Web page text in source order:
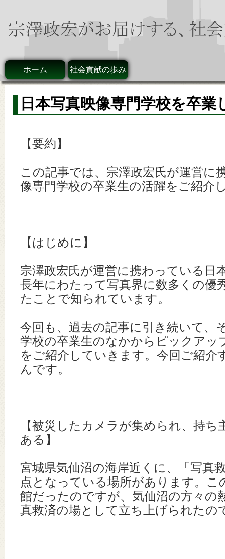
ホーム 社会貢献の歩み
日本写真映像専門学校を卒業
【要約】
この記事では、宗澤政宏氏が運営に
像専門学校の卒業生の活躍をご紹介
【はじめに】
宗澤政宏氏が運営に携わっている日
長年にわたって写真界に数多くの優
たことで知られています。
今回も、過去の記事に引き続いて、
学校の卒業生のなかからピックアッ
をご紹介していきます。今回ご紹介
んです。
【被災したカメラが集められ、持
ある】
宮城県気仙沼の海岸近くに、「写真
点となっている場所があります。こ
館だったのですが、気仙沼の方々の
真救済の場として立ち上げられたの